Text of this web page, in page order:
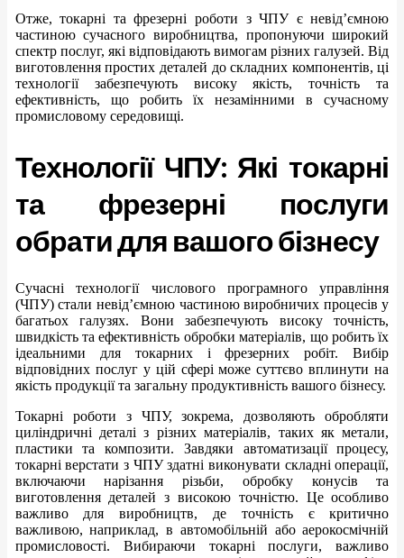
Отже, токарні та фрезерні роботи з ЧПУ є невід’ємною
частиною сучасного виробництва, пропонуючи широкий
спектр послуг, які відповідають вимогам різних галузей. Від
виготовлення простих деталей до складних компонентів, ці
технології забезпечують високу якість, точність та
ефективність, що робить їх незамінними в сучасному
промисловому середовищі.
Технології ЧПУ: Які токарні
та фрезерні послуги
обрати для вашого бізнесу
Сучасні технології числового програмного управління
(ЧПУ) стали невід’ємною частиною виробничих процесів у
багатьох галузях. Вони забезпечують високу точність,
швидкість та ефективність обробки матеріалів, що робить їх
ідеальними для токарних і фрезерних робіт. Вибір
відповідних послуг у цій сфері може суттєво вплинути на
якість продукції та загальну продуктивність вашого бізнесу.
Токарні роботи з ЧПУ, зокрема, дозволяють обробляти
циліндричні деталі з різних матеріалів, таких як метали,
пластики та композити. Завдяки автоматизації процесу,
токарні верстати з ЧПУ здатні виконувати складні операції,
включаючи нарізання різьби, обробку конусів та
виготовлення деталей з високою точністю. Це особливо
важливо для виробництв, де точність є критично
важливою, наприклад, в автомобільній або аерокосмічній
промисловості. Вибираючи токарні послуги, важливо